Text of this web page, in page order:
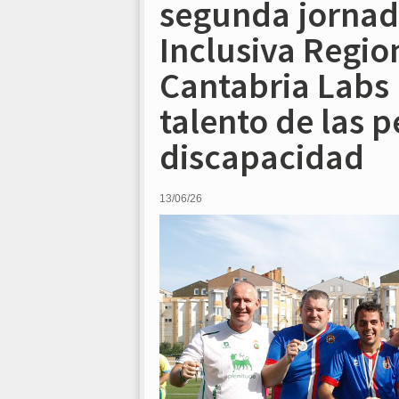
segunda
Inclusiva
Cantabria
talento de las
discapacidad
13/06/26